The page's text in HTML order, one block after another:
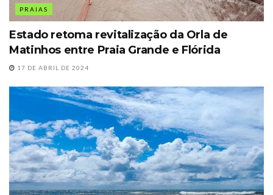
PRAIAS
Estado retoma revitalização da Orla de
Matinhos entre Praia Grande e Flórida
17 DE ABRIL DE 2024